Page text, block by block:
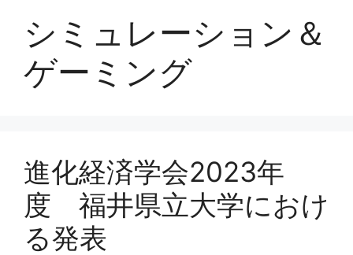
ュ
シミュレーション＆
ゲーミング
進化経済学会2023年
度 福井県立大学におけ
る発表